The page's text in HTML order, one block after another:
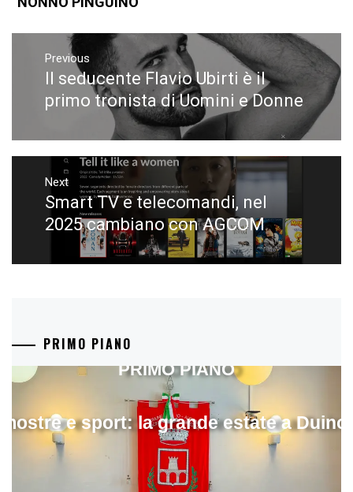
Navigazione
articoli
Previous
Previous
post:
Il seducente Flavio Ubirti è il
primo tronista di Uomini e Donne
Next
Next
post:
Smart TV e telecomandi, nel
2025 cambiano con AGCOM
PRIMO PIANO
e sport: la grande estate a
PRIMO PIANO